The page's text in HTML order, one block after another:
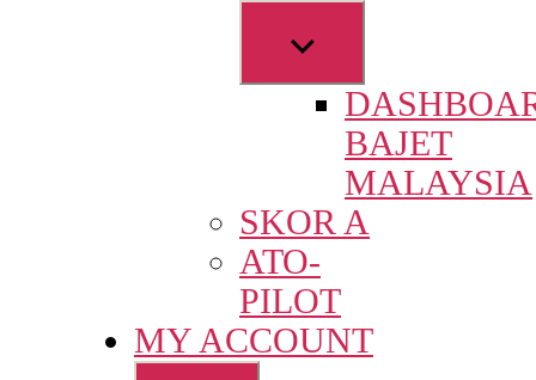
Show
sub
menu
BAJET
MALAYSIA
SKOR A
ATO-
PILOT
MY ACCOUNT